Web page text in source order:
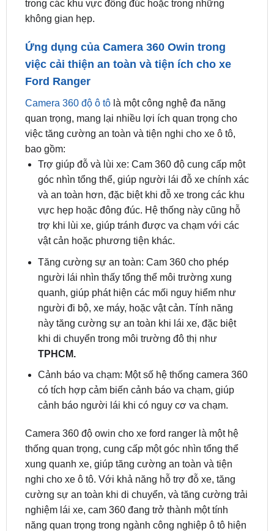
Ứng dụng của Camera 360 Owin trong
Ford Ranger
Camera 360 độ ô tô là một công nghệ đa năng
quan trọng, mang lại nhiều lợi ích quan trọng cho
việc tăng cường an toàn và tiện nghi cho xe ô tô,
bao gồm:
Trợ giúp đỗ và lùi xe: Cam 360 độ cung cấp một
góc nhìn tổng thể, giúp người lái đỗ xe chính xác
và an toàn hơn, đặc biệt khi đỗ xe trong các khu
vực hẹp hoặc đông đúc. Hệ thống này cũng hỗ
trợ khi lùi xe, giúp tránh được va chạm với các
vật cản hoặc phương tiện khác.
Tăng cường sự an toàn: Cam 360 cho phép
người lái nhìn thấy tổng thể môi trường xung
quanh, giúp phát hiện các mối nguy hiểm như
người đi bộ, xe máy, hoặc vật cản. Tính năng
này tăng cường sự an toàn khi lái xe, đặc biệt
khi di chuyển trong môi trường đô thị như
TPHCM.
Cảnh báo va chạm: Một số hệ thống camera 360
có tích hợp cảm biến cảnh báo va chạm, giúp
cảnh báo người lái khi có nguy cơ va chạm.
Camera 360 độ owin cho xe ford ranger là một hệ
xung quanh xe, giúp tăng cường an toàn và tiện
nghi cho xe ô tô. Với khả năng hỗ trợ đỗ xe, tăng
cường sự an toàn khi di chuyển, và tăng cường trải
nghiệm lái xe, cam 360 đang trở thành một tính
năng quan trọng trong ngành công nghiệp ô tô hiện
nay.